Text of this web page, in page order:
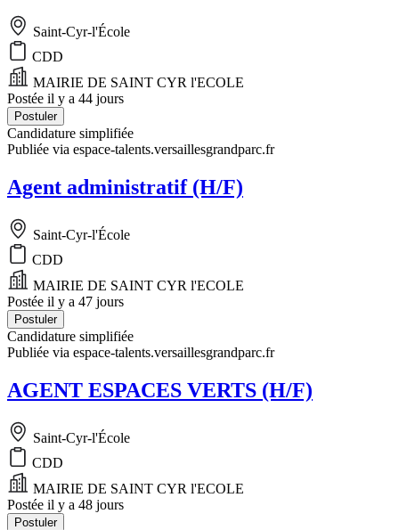
Saint-Cyr-l'École
CDD
MAIRIE DE SAINT CYR l'ECOLE
Postée il y a 44 jours
Postuler
Candidature simplifiée
Publiée via espace-talents.versaillesgrandparc.fr
Agent administratif (H/F)
Saint-Cyr-l'École
CDD
MAIRIE DE SAINT CYR l'ECOLE
Postée il y a 47 jours
Postuler
Candidature simplifiée
Publiée via espace-talents.versaillesgrandparc.fr
AGENT ESPACES VERTS (H/F)
Saint-Cyr-l'École
CDD
MAIRIE DE SAINT CYR l'ECOLE
Postée il y a 48 jours
Postuler